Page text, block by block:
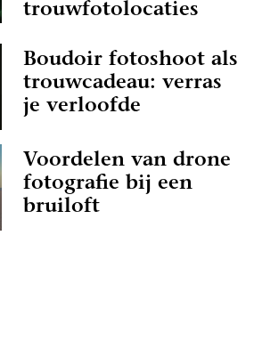
trouwfotolocaties
Boudoir fotoshoot als
trouwcadeau: verras
je verloofde
Voordelen van drone
fotografie bij een
bruiloft